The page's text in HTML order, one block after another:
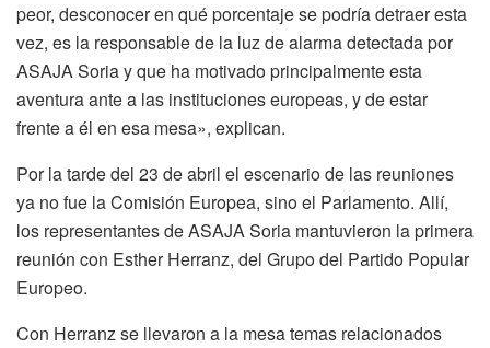
peor, desconocer en qué porcentaje se podría detraer esta
vez, es la responsable de la luz de alarma detectada por
ASAJA Soria y que ha motivado principalmente esta
aventura ante a las instituciones europeas, y de estar
frente a él en esa mesa», explican.
Por la tarde del 23 de abril el escenario de las reuniones
ya no fue la Comisión Europea, sino el Parlamento. Allí,
los representantes de ASAJA Soria mantuvieron la primera
reunión con Esther Herranz, del Grupo del Partido Popular
Europeo.
Con Herranz se llevaron a la mesa temas relacionados